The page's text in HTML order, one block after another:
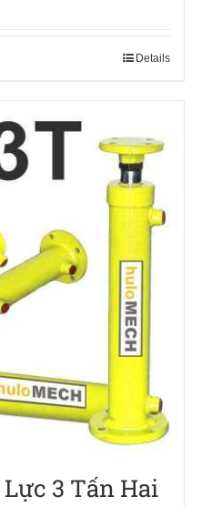
Details
3 Tấn Hai